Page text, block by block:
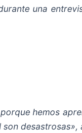
una
hemos
desastrosas»,